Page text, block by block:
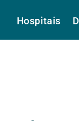
Hospitais